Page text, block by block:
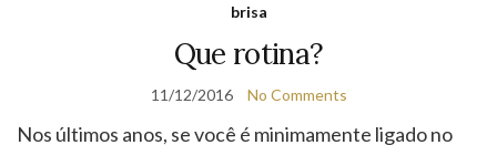
brisa
Que rotina?
11/12/2016 No Comments
Nos últimos anos, se você é minimamente ligado no